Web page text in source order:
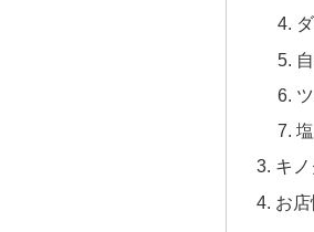
キ
お店